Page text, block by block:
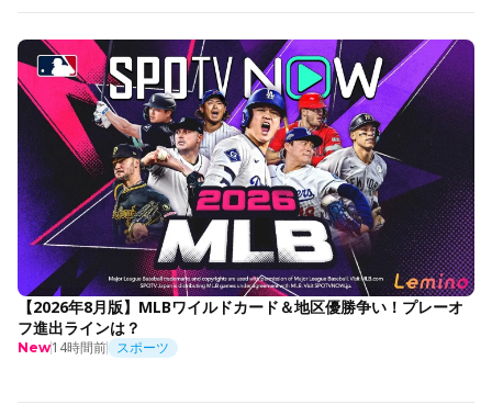
【2026年8月版】MLBワイルドカード＆地区優勝争い！プレーオ
フ進出ラインは？
New14時間前 スポーツ